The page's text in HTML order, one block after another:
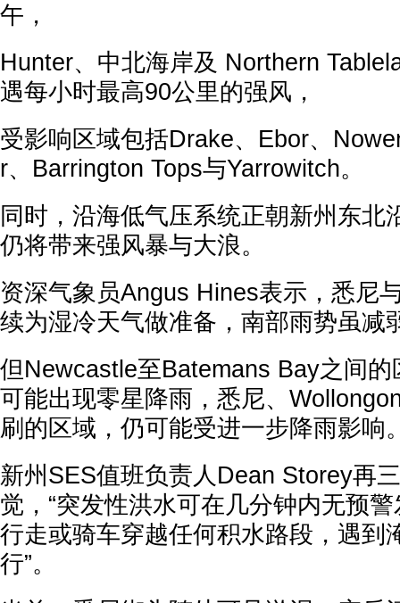
午，
Hunter、中北海岸及 Northern
遇每小时最高90公里的强风，
受影响区域包括Drake、Ebor、
r、Barrington Tops与Yarrowitch。
同时，沿海低气压系统正朝新州东北
仍将带来强风暴与大浪。
资深气象员Angus Hines表示，悉尼
续为湿冷天气做准备，南部雨势虽减
但Newcastle至Batemans Bay之间
可能出现零星降雨，悉尼、
刷的区域，仍可能受进一步降雨影响
新州SES值班负责人Dean Storey再
觉，“突发性洪水可在几分钟内无预
行走或骑车穿越任何积水路段，遇到
行”。